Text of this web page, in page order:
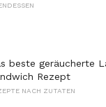
beste geräucherte
Rezept
NACH ZUTATEN